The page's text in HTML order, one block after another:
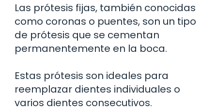
Las prótesis fijas, también conocidas
como coronas o puentes, son un tipo
de prótesis que se cementan
permanentemente en la boca.
Estas prótesis son ideales para
reemplazar dientes individuales o
varios dientes consecutivos.